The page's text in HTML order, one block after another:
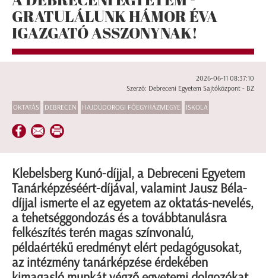
GRATULÁLUNK HÁMOR ÉVA
IGAZGATÓ ASSZONYNAK!
2026-06-11 08:37:10
Szerző: Debreceni Egyetem Sajtóközpont - BZ
OKTATÁS DEBRECEN HAJDÚDOROGI FŐEGYHÁZMEGYE ISKOLA
Klebelsberg Kunó-díjjal, a Debreceni Egyetem
Tanárképzéséért-díjával, valamint Jausz Béla-
díjjal ismerte el az egyetem az oktatás-nevelés,
a tehetséggondozás és a továbbtanulásra
felkészítés terén magas színvonalú,
példaértékű eredményt elért pedagógusokat,
az intézmény tanárképzése érdekében